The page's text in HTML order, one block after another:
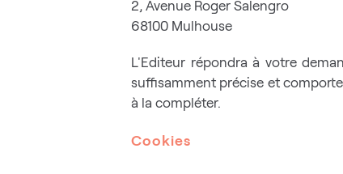
2, Avenue Roger Salengro
68100 Mulhouse
L'Editeur répondra à votre
suffisamment précise et
à la compléter.
Cookies